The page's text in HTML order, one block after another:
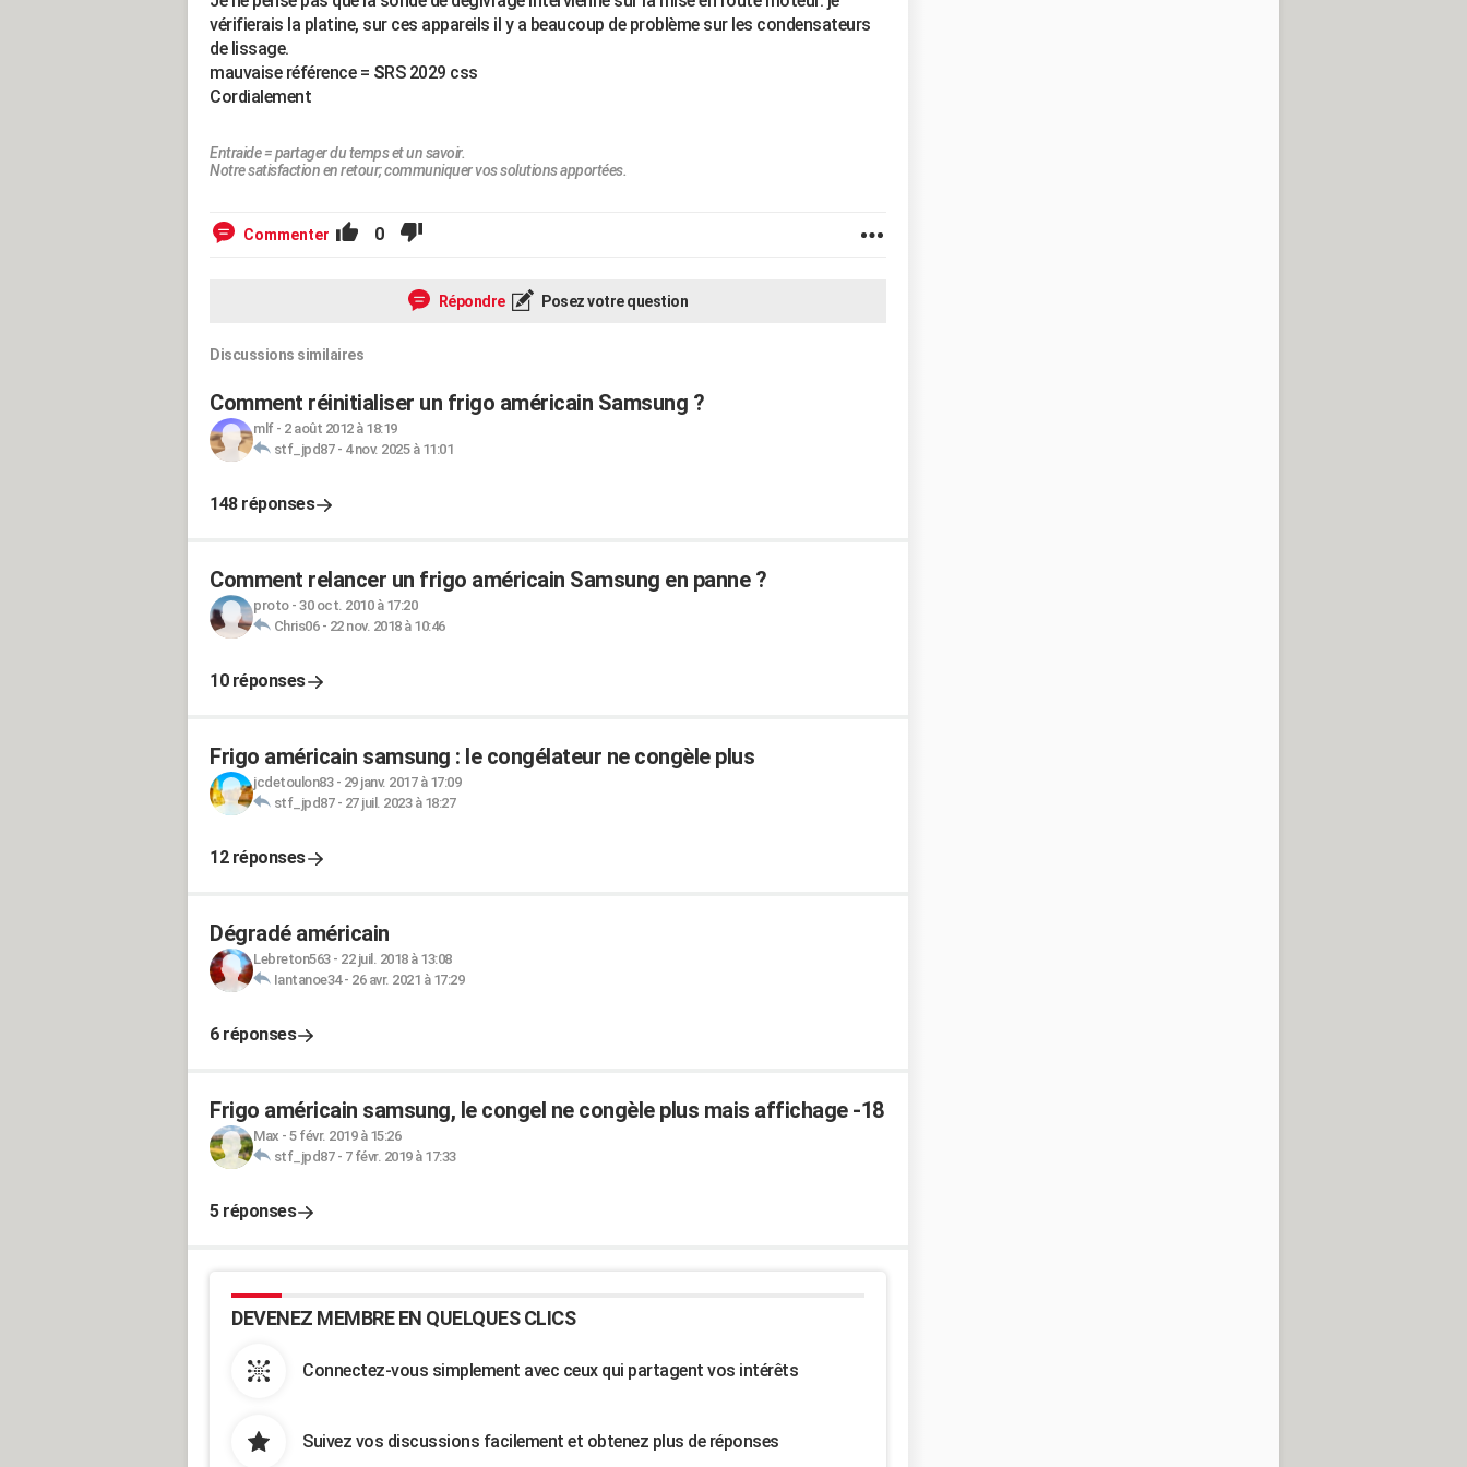
vérifierais la platine, sur ces appareils il y a beaucoup de problème sur les condensateurs
de lissage.
mauvaise référence = SRS 2029 css
Cordialement
Entraide = partager du temps et un savoir.
Notre satisfaction en retour; communiquer vos solutions apportées.
Commenter 0
Répondre Posez votre question
Discussions similaires
Comment réinitialiser un frigo américain Samsung ?
mlf- 2 août 2012 à 18:19
stf_jpd87- 4 nov. 2025 à 11:01
148 réponses
Comment relancer un frigo américain Samsung en panne ?
proto- 30 oct. 2010 à 17:20
Chris06- 22 nov. 2018 à 10:46
10 réponses
Frigo américain samsung : le congélateur ne congèle plus
jcdetoulon83- 29 janv. 2017 à 17:09
stf_jpd87- 27 juil. 2023 à 18:27
12 réponses
Dégradé américain
Lebreton563- 22 juil. 2018 à 13:08
Iantanoe34- 26 avr. 2021 à 17:29
6 réponses
Frigo américain samsung, le congel ne congèle plus mais affichage -18
Max - 5 févr. 2019 à 15:26
stf_jpd87- 7 févr. 2019 à 17:33
5 réponses
DEVENEZ MEMBRE EN QUELQUES CLICS
Connectez-vous simplement avec ceux qui partagent vos intérêts
Suivez vos discussions facilement et obtenez plus de réponses